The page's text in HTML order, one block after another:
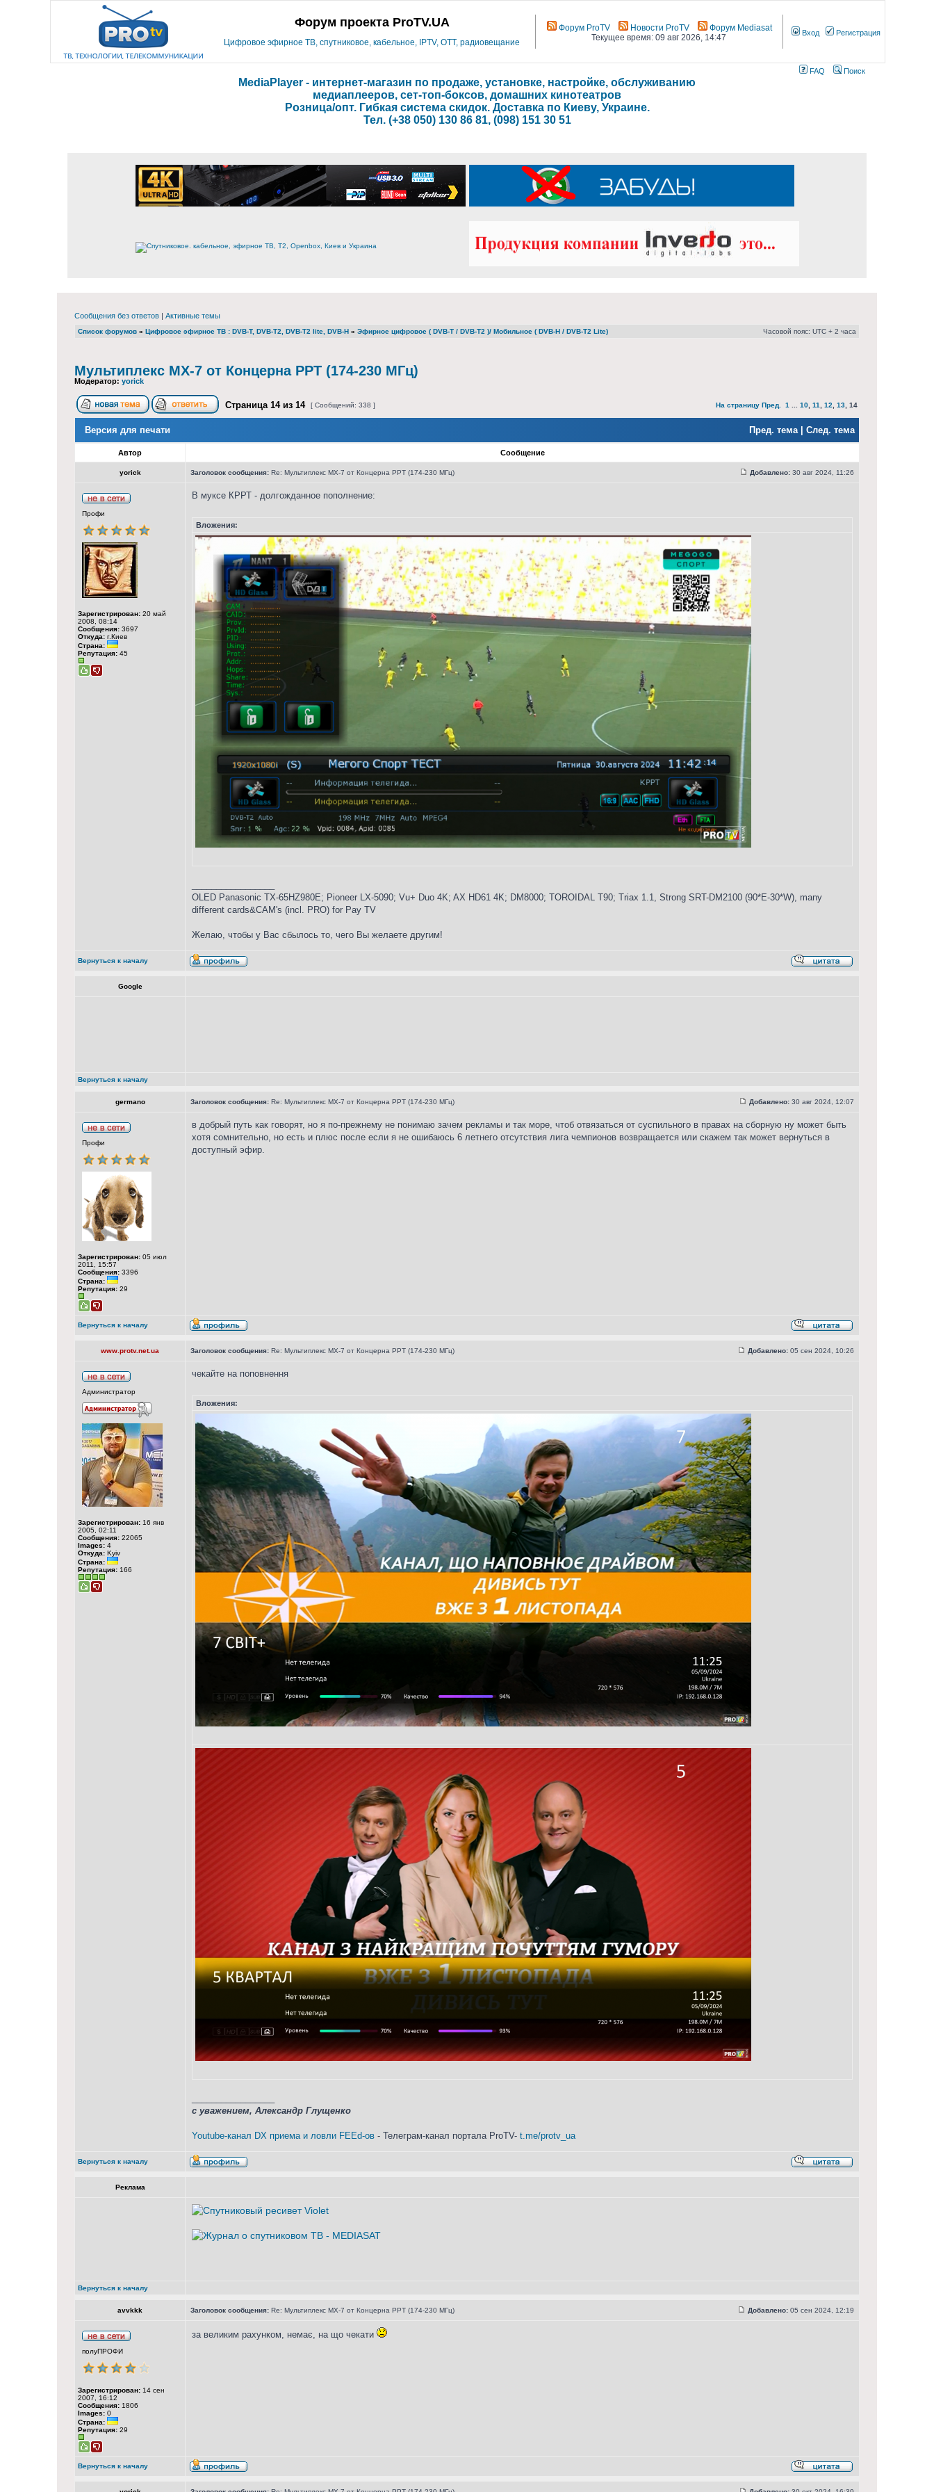
Форум проекта ProTV.UA
Цифровое эфирное ТВ, спутниковое, кабельное, IPTV, OTT, радиовещание
Форум ProTV Новости ProTV
Форум Mediasat
Текущее время: 09 авг 2026, 14:47
Вход Регистрация
FAQ Поиск
MediaPlayer - интернет-магазин по продаже, установке, настройке, обслуживанию
медиаплееров, сет-топ-боксов, домашних кинотеатров
Розница/опт. Гибкая система скидок. Доставка по Киеву, Украине.
Тел. (+38 050) 130 86 81, (098) 151 30 51
Сообщения без ответов | Активные темы
Список форумов » Цифровое эфирное ТВ : DVB-T, DVB-T2, DVB-T2 lite, DVB-H » Эфирное цифровое ( DVB-T / DVB-T2 )/ Мобильное ( DVB-H / DVB-T2 Lite) Часовой пояс: UTC + 2 часа
Мультиплекс МХ-7 от Концерна РРТ (174-230 МГц)
Модератор: yorick
Страница 14из 14 [ Сообщений: 338 ] На страницу Пред. 1 10 11 12 13 14
Версия для печати Пред. тема| След. тема
Автор Сообщение
yorick Заголовок сообщения: Re: Мультиплекс МХ-7 от Концерна РРТ (174-230 МГц) Добавлено: 30 авг 2024, 11:26
Профи
Зарегистрирован: 20 май
2008, 08:14
Сообщения: 3697
Откуда: г.Киев
Страна:
Репутация: 45
В муксе КРРТ - долгожданное пополнение:
Вложения:
OLED Panasonic TX-65HZ980E; Pioneer LX-5090; Vu+ Duo 4K; AX HD61 4K; DM8000; TOROIDAL T90; Triax 1.1, Strong SRT-DM2100 (90*E-30*W), many
different cards&CAM's (incl. PRO) for Pay TV
Желаю, чтобы у Вас сбылось то, чего Вы желаете другим!
Вернуться к началу
Google
Вернуться к началу
germano Заголовок сообщения: Re: Мультиплекс МХ-7 от Концерна РРТ (174-230 МГц) Добавлено: 30 авг 2024, 12:07
Профи
Зарегистрирован: 05 июл
2011, 15:57
Сообщения: 3396
Страна:
Репутация: 29
в добрый путь как говорят, но я по-прежнему не понимаю зачем рекламы и так море, чтоб отвязаться от суспильного в правах на сборную ну может быть
хотя сомнительно, но есть и плюс после если я не ошибаюсь 6 летнего отсутствия лига чемпионов возвращается или скажем так может вернуться в
доступный эфир.
Вернуться к началу
www.protv.net.ua Заголовок сообщения: Re: Мультиплекс МХ-7 от Концерна РРТ (174-230 МГц) Добавлено: 05 сен 2024, 10:26
Администратор
Зарегистрирован: 16 янв
2005, 02:11
Сообщения: 22065
Images: 4
Откуда: Kyiv
Страна:
Репутация: 166
чекайте на поповнення
Вложения:
с уважением, Александр Глущенко
Youtube-канал DX приема и ловли FEEd-ов - Телеграм-канал портала ProTV- t.me/protv_ua
Вернуться к началу
Реклама
Вернуться к началу
avvkkk Заголовок сообщения: Re: Мультиплекс МХ-7 от Концерна РРТ (174-230 МГц) Добавлено: 05 сен 2024, 12:19
полуПРОФИ
Зарегистрирован: 14 сен
2007, 16:12
Сообщения: 1806
Images: 0
Страна:
Репутация: 29
за великим рахунком, немає, на що чекати
Вернуться к началу